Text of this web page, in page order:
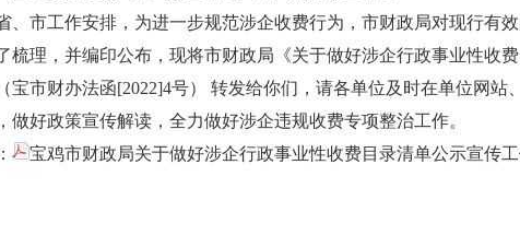
、市工作安排，为进一步规范涉企收费行为，市财政局对现行有
梳理，并编印公布，现将市财政局《关于做好涉企行政事业性收
宝市财办法函[2022]4号） 转发给你们，请各单位及时在单位网站
做好政策宣传解读，全力做好涉企违规收费专项整治工作。
宝鸡市财政局关于做好涉企行政事业性收费目录清单公示宣传